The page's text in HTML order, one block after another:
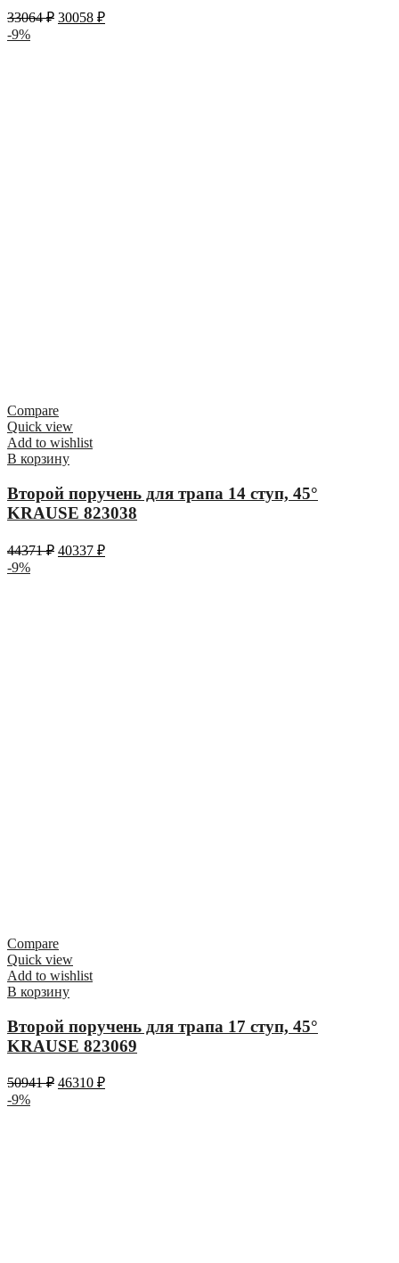
33064₽ 30058 ₽
-9%
Compare
Quick view
Add to wishlist
В корзину
Второй поручень для трапа 14 ступ, 45°
KRAUSE 823038
44371₽ 40337 ₽
-9%
Compare
Quick view
Add to wishlist
В корзину
Второй поручень для трапа 17 ступ, 45°
KRAUSE 823069
50941₽ 46310 ₽
-9%